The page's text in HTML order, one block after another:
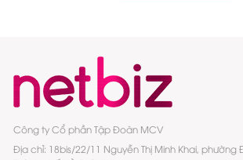
Công ty Cổ phần Tập Đoàn MCV
Địa chỉ: 18bis/22/11 Nguyễn Thị Minh Khai, phường